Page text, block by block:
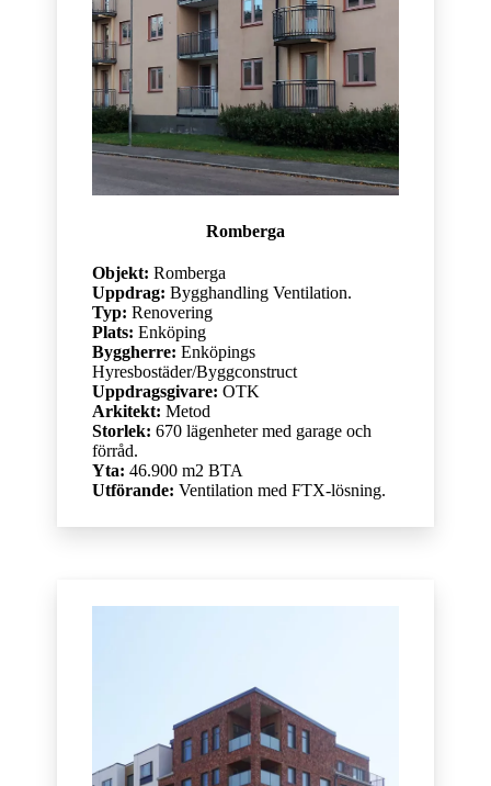
Romberga
Objekt: Romberga
Uppdrag: Bygghandling Ventilation.
Typ: Renovering
Plats: Enköping
Byggherre: Enköpings
Hyresbostäder/Byggconstruct
Uppdragsgivare: OTK
Arkitekt: Metod
Storlek: 670 lägenheter med garage och
förråd.
Yta: 46.900 m2 BTA
Utförande: Ventilation med FTX-lösning.